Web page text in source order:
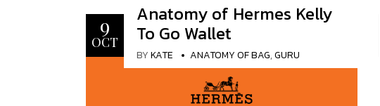
แบรนด์และผลงาน มองผ่านการใช้ชีวิตประจำวันทุกช่วง
ชีวิตของตัวเอง ต้องการแสดงความคิดสร้างสรรค์ที่แท้
จริงผ่านการออกแบบ งานฝีมือที่มีรายละเอียดและ
ผลิตภัณฑ์ทำมือช่วยเพิ่มมูลค่าของแบรนด์ บ่งบอกถึง
ความหลงใหล การทำงานหนัก มีทัศนคติในแง่ดี และ
ความรู้สึกถึงความสำเร็จอันยิ่งใหญ่ KATEXOXO ขอ
9
OCT
Anatomy of Hermes Kelly
To Go Wallet
BYKATE ANATOMY OF BAG,GURU